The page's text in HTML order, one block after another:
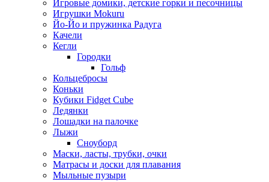
Игровые домики, детские горки и песочницы
Игрушки Mokuru
Йо-Йо и пружинка Радуга
Качели
Кегли
Городки
Гольф
Кольцебросы
Коньки
Кубики Fidget Cube
Ледянки
Лошадки на палочке
Лыжи
Сноуборд
Маски, ласты, трубки, очки
Матрасы и доски для плавания
Мыльные пузыри